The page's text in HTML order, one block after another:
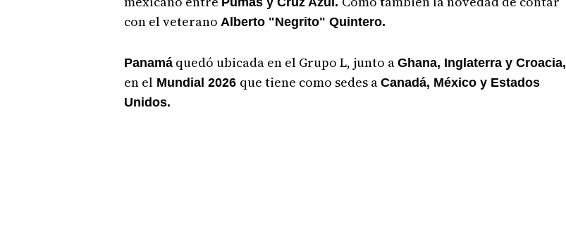
con el veterano Alberto "Negrito" Quintero.
Panamáquedó ubicada en el Grupo L, junto a Ghana, Inglaterra y Croacia,
en elMundial 2026 que tiene como sedes a Canadá, México y Estados
Unidos.